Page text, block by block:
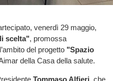
venerdì 29 maggio,
scelta", promossa
del progetto "Spazio
della Casa della salute.
Tommaso Alfieri, che